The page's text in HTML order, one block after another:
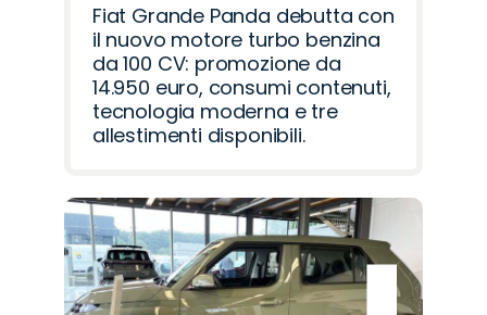
Fiat Grande Panda debutta con
il nuovo motore turbo benzina
da 100 CV: promozione da
14.950 euro, consumi contenuti,
tecnologia moderna e tre
allestimenti disponibili.